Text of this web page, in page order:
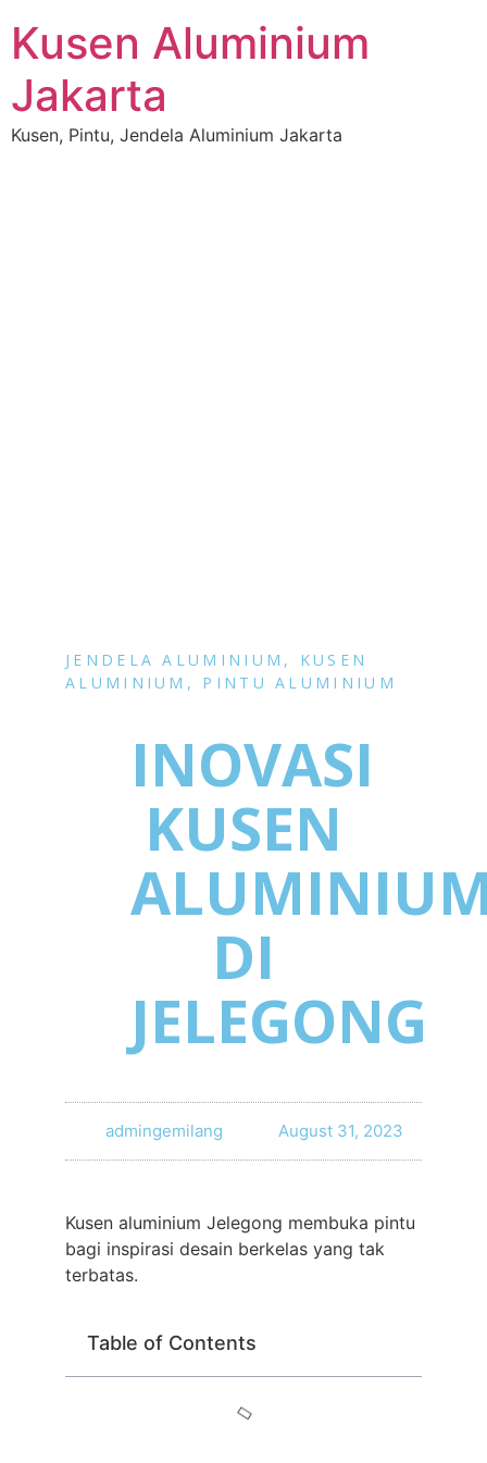
content
Kusen Aluminium
Jakarta
Kusen, Pintu, Jendela Aluminium Jakarta
JENDELA ALUMINIUM , KUSEN
ALUMINIUM , PINTU ALUMINIUM
INOVASI
KUSEN
DI
JELEGONG
admingemilang August 31, 2023
Kusen aluminium Jelegong membuka pintu
bagi inspirasi desain berkelas yang tak
terbatas.
Table of Contents